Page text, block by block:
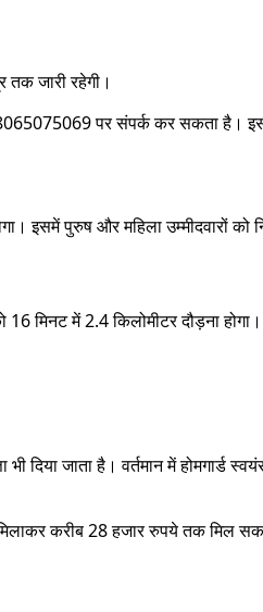
जारी रहेगी।
पर संपर्क कर सकता
इसमें पुरुष और महिला उम्मीदवारों को
16 मिनट में 2.4 किलोमीटर दौड़ना होगा।
दिया जाता है। वर्तमान में
मिलाकर करीब 28 हजार रुपये तक मिल